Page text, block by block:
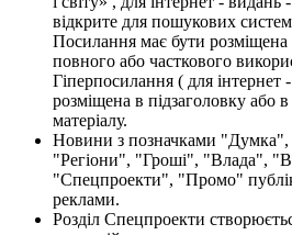
відкрите для пошукових
Посилання має бути розміщена
повного або часткового
Гіперпосилання ( для
розміщена в підзаголовку або
матеріалу.
Новини з позначками "Думка",
"Регіони", "Гроші", "Влада",
"Спецпроекти", "Промо"
реклами.
Розділ Спецпроекти